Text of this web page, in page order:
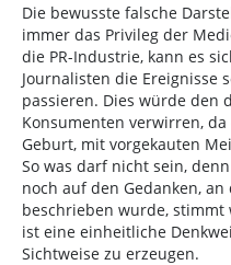
Die bewusste falsche
immer das Privileg der
die PR-Industrie, kann es
Journalisten die Ereignisse
passieren. Dies würde den
Konsumenten verwirren,
Geburt, mit vorgekauten
So was darf nicht sein,
noch auf den Gedanken,
beschrieben wurde, stimmt
ist eine einheitliche
Sichtweise zu erzeugen.